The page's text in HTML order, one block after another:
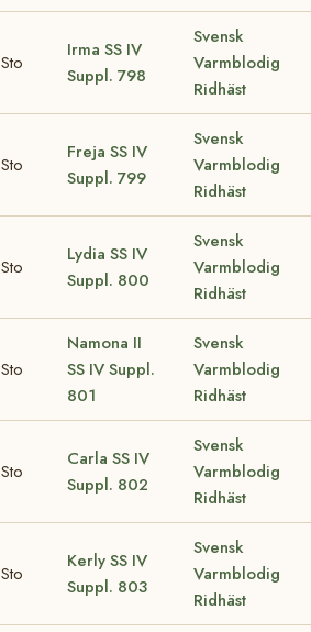
Sto
Irma SS IV
Suppl. 798
Svensk
Varmblodig
Ridhäst
Sto
Freja SS IV
Suppl. 799
Svensk
Varmblodig
Ridhäst
Sto
Lydia SS IV
Suppl. 800
Svensk
Varmblodig
Ridhäst
Sto
Namona II
SS IV Suppl.
801
Svensk
Varmblodig
Ridhäst
Sto
Carla SS IV
Suppl. 802
Svensk
Varmblodig
Ridhäst
Sto
KerlySS IV
Suppl. 803
Svensk
Varmblodig
Ridhäst